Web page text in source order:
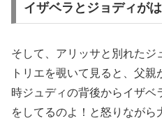
イザベラとジョディが
そして、アリッサと別れたジ
トリエを覗いて見ると、父
時ジュディの背後からイザベ
をしてるのよ！と怒りながら